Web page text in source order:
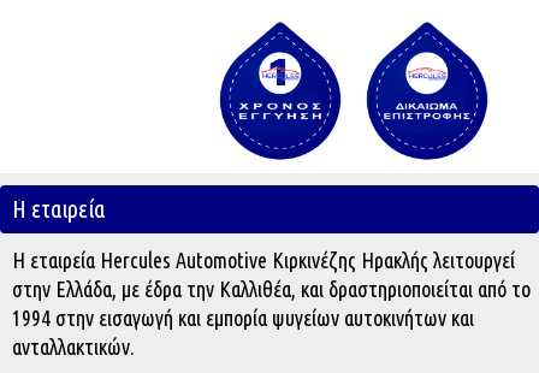
Η εταιρεία
Η εταιρεία Hercules Automotive Κιρκινέζης Ηρακλής λειτουργεί
στην Ελλάδα, με έδρα την Καλλιθέα, και δραστηριοποιείται από το
1994 στην εισαγωγή και εμπορία ψυγείων αυτοκινήτων και
ανταλλακτικών.